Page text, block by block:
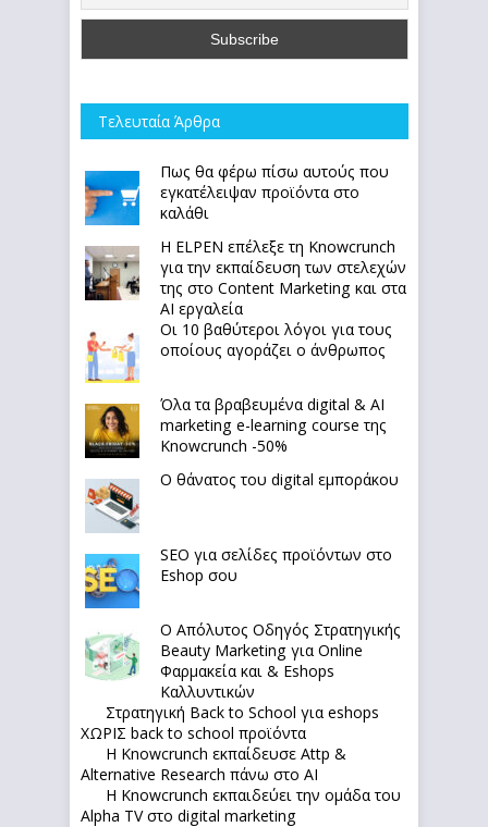
Τελευταία Άρθρα
Πως θα φέρω πίσω αυτούς που
εγκατέλειψαν προϊόντα στο
καλάθι
Η ELPEN επέλεξε τη Knowcrunch
για την εκπαίδευση των στελεχών
της στο Content Marketing και στα
AI εργαλεία
Οι 10 βαθύτεροι λόγοι για τους
οποίους αγοράζει ο άνθρωπος
Όλα τα βραβευμένα digital & AI
marketing e-learning course της
Knowcrunch -50%
Ο θάνατος του digital εμποράκου
SEO για σελίδες προϊόντων στο
Eshop σου
Ο Απόλυτoς Οδηγός Στρατηγικής
Beauty Marketing για Online
Φαρμακεία και & Eshops
Καλλυντικών
Στρατηγική Back to School για eshops
ΧΩΡΙΣ back to school προϊόντα
Η Knowcrunch εκπαίδευσε Attp &
Alternative Research πάνω στο ΑΙ
Η Knowcrunch εκπαιδεύει την ομάδα του
Alpha TV στο digital marketing